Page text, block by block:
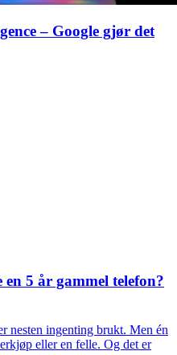
– Google gjør det
5 år gammel telefon?
nesten ingenting brukt. Men én
eller en felle. Og det er